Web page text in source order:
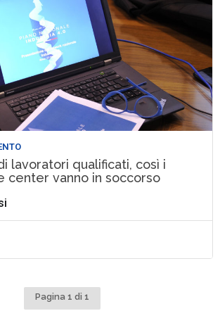
lavoratori qualificati, così i
center vanno in soccorso
Pagina 1 di 1